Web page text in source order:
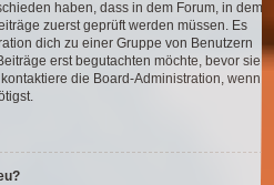
haben, dass in dem Forum, in dem
zuerst geprüft werden müssen. Es
dich zu einer Gruppe von Benutzern
erst begutachten möchte, bevor sie
die Board-Administration, wenn